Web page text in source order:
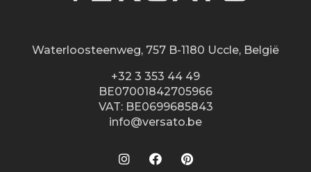
Waterloosteenweg, 757 B-1180 Uccle, België
+32 3 353 44 49
BE07001842705966
VAT: BE0699685843
info@versato.be